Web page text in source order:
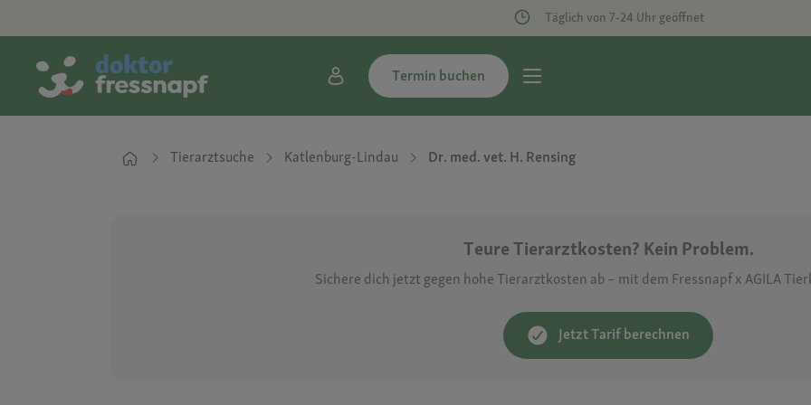
Täglich von 7-24 Uhr geöffnet
Termin buchen
Tierarztsuche Katlenburg-Lindau Dr. med. vet. H. Rensing
Teure Tierarztkosten? Kein Problem.
Sichere dich jetzt gegen hohe Tierarztkosten ab – mit dem Fressnapf x AGILA
Jetzt Tarif berechnen